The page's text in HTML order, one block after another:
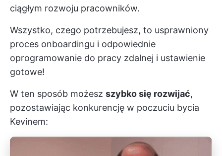
ciągłym rozwoju pracowników.
Wszystko, czego potrzebujesz, to usprawniony
proces onboardingu i odpowiednie
oprogramowanie do pracy zdalnej i ustawienie
gotowe!
W ten sposób możesz szybko się rozwijać,
pozostawiając konkurencję w poczuciu bycia
Kevinem: